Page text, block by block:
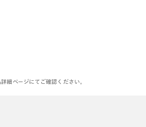
細ページにてご確認ください。